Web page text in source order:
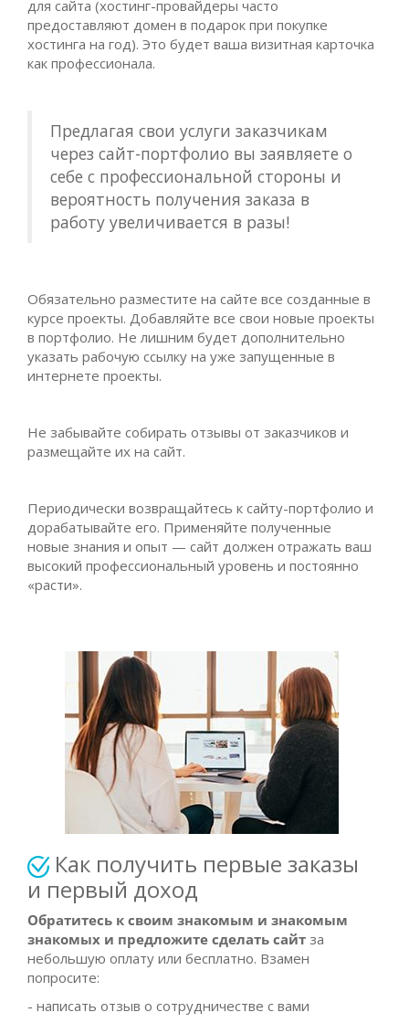
для сайта (хостинг-провайдеры часто
предоставляют домен в подарок при покупке
хостинга на год). Это будет ваша визитная карточка
как профессионала.
Предлагая свои услуги заказчикам
через сайт-портфолио вы заявляете о
себе с профессиональной стороны и
вероятность получения заказа в
работу увеличивается в разы!
Обязательно разместите на сайте все созданные в
курсе проекты. Добавляйте все свои новые проекты
в портфолио. Не лишним будет дополнительно
указать рабочую ссылку на уже запущенные в
интернете проекты.
Не забывайте собирать отзывы от заказчиков и
размещайте их на сайт.
Периодически возвращайтесь к сайту-портфолио и
дорабатывайте его. Применяйте полученные
новые знания и опыт — сайт должен отражать ваш
высокий профессиональный уровень и постоянно
«расти».
Как получить первые заказы
и первый доход
Обратитесь к своим знакомым и знакомым
знакомых и предложите сделать сайт за
небольшую оплату или бесплатно. Взамен
попросите:
- написать отзыв о сотрудничестве с вами